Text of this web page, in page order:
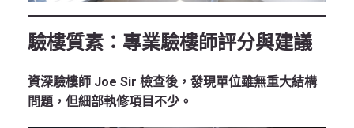
驗樓質素：專業驗樓師評分與建議
資深驗樓師 Joe Sir 檢查後，發現單位雖無重大結構
問題，但細部執修項目不少。